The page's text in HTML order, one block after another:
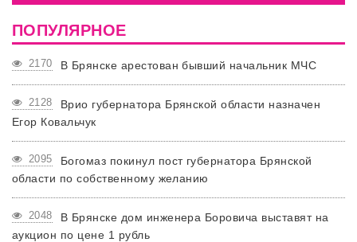
ПОПУЛЯРНОЕ
2170 В Брянске арестован бывший начальник МЧС
2128
Врио губернатора Брянской области назначен
Егор Ковальчук
2095
Богомаз покинул пост губернатора Брянской
области по собственному желанию
2048
В Брянске дом инженера Боровича выставят на
аукцион по цене 1 рубль